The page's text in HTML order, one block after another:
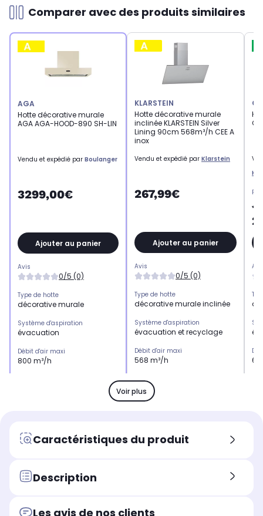
Comparer avec des produits similaires
AGA
Hotte décorative murale
AGA AGA-HOOD-890 SH-LIN
Vendu et expédié par Boulanger
3299,00€
Ajouter au panier
Avis
0/5 (0)
Type de hotte
décorative murale
Système d'aspiration
évacuation
Débit d'air maxi
800 m³/h
Nombre de vitesse d'aspiration
3.0
3
KLARSTEIN
Hotte décorative murale
inclinée KLARSTEIN Silver
Lining 90cm 568m³/h CEE A
inox
Vendu et expédié par Klarstein
267,99€
Ajouter au panier
Avis
0/5 (0)
Type de hotte
décorative murale inclinée
Système d'aspiration
évacuation et recyclage
Débit d'air maxi
568 m³/h
Niveau sonore maxi
67 dB
Nombre de vitesse d'aspiration
3.0
Voir plus
Caractéristiques du produit
Description
Les avis de nos clients